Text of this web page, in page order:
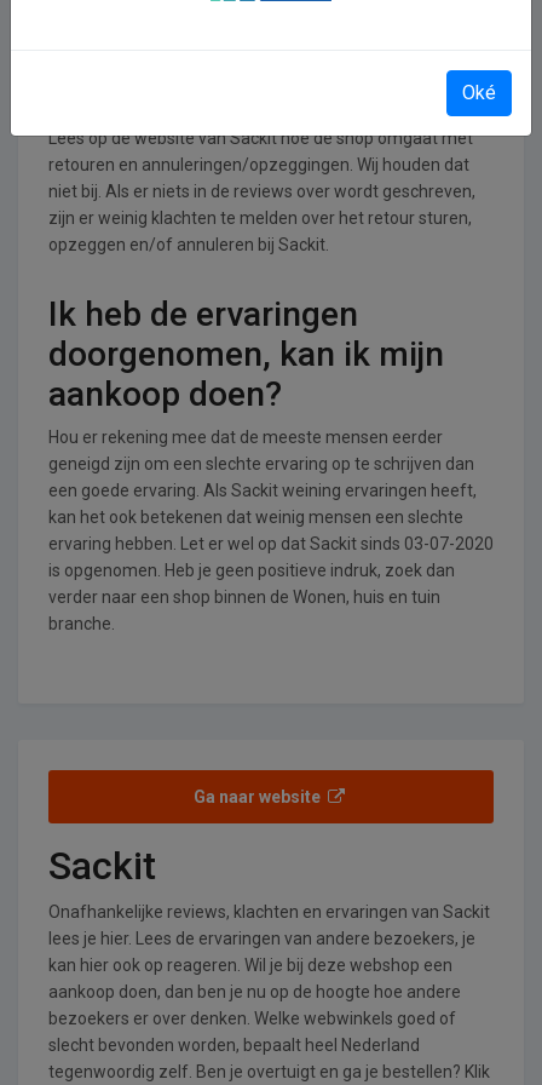
Lees op de website van Sackit hoe de shop omgaat met
retouren en annuleringen/opzeggingen. Wij houden dat
niet bij. Als er niets in de reviews over wordt geschreven,
zijn er weinig klachten te melden over het retour sturen,
opzeggen en/of annuleren bij Sackit.
Ik heb de ervaringen
doorgenomen, kan ik mijn
aankoop doen?
Hou er rekening mee dat de meeste mensen eerder
geneigd zijn om een slechte ervaring op te schrijven dan
een goede ervaring. Als Sackit weining ervaringen heeft,
kan het ook betekenen dat weinig mensen een slechte
ervaring hebben. Let er wel op dat Sackit sinds 03-07-2020
is opgenomen. Heb je geen positieve indruk, zoek dan
verder naar een shop binnen de Wonen, huis en tuin
branche.
Ga naar website
Sackit
Onafhankelijke reviews, klachten en ervaringen van Sackit
lees je hier. Lees de ervaringen van andere bezoekers, je
kan hier ook op reageren. Wil je bij deze webshop een
aankoop doen, dan ben je nu op de hoogte hoe andere
bezoekers er over denken. Welke webwinkels goed of
slecht bevonden worden, bepaalt heel Nederland
tegenwoordig zelf. Ben je overtuigt en ga je bestellen? Klik
Oké